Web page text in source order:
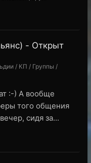
- Открыт
/ КП / Группы /
:-) А вообще
того общения
сидя за...